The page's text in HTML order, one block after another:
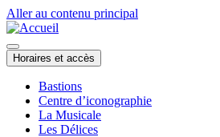
Aller au contenu principal
Horaires et accès
Bastions
Centre d’iconographie
La Musicale
Les Délices